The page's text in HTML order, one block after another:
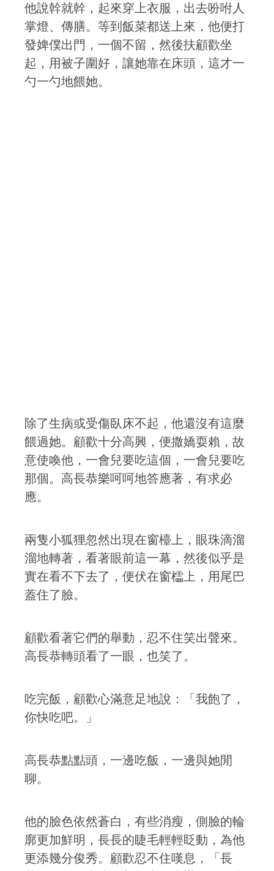
他說幹就幹，起來穿上衣服，出去吩咐人
掌燈、傳膳。等到飯菜都送上來，他便打
發婢僕出門，一個不留，然後扶顧歡坐
起，用被子圍好，讓她靠在床頭，這才一
勺一勺地餵她。
除了生病或受傷臥床不起，他還沒有這麼
餵過她。顧歡十分高興，便撒嬌耍賴，故
意使喚他，一會兒要吃這個，一會兒要吃
那個。高長恭樂呵呵地答應著，有求必
應。
兩隻小狐狸忽然出現在窗檯上，眼珠滴溜
溜地轉著，看著眼前這一幕，然後似乎是
實在看不下去了，便伏在窗櫺上，用尾巴
蓋住了臉。
顧歡看著它們的舉動，忍不住笑出聲來。
高長恭轉頭看了一眼，也笑了。
吃完飯，顧歡心滿意足地說：「我飽了，
你快吃吧。」
高長恭點點頭，一邊吃飯，一邊與她閒
聊。
他的臉色依然蒼白，有些消瘦，側臉的輪
廓更加鮮明，長長的睫毛輕輕眨動，為他
更添幾分俊秀。顧歡忍不住嘆息，「長